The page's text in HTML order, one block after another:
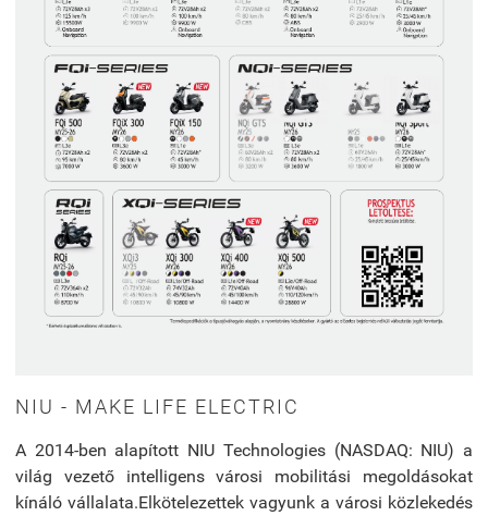
NIU - MAKE LIFE ELECTRIC
A 2014-ben alapított NIU Technologies (NASDAQ: NIU) a
világ vezető intelligens városi mobilitási megoldásokat
kínáló vállalata.Elkötelezettek vagyunk a városi közlekedés